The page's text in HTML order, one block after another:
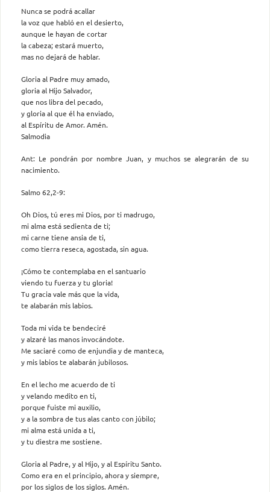
Nunca se podrá acallar
la voz que habló en el desierto,
aunque le hayan de cortar
la cabeza; estará muerto,
mas no dejará de hablar.
Gloria al Padre muy amado,
gloria al Hijo Salvador,
que nos libra del pecado,
y gloria al que él ha enviado,
al Espíritu de Amor. Amén.
Salmodia
Ant: Le pondrán por nombre Juan, y muchos se alegrarán de su
nacimiento.
Salmo 62,2-9:
Oh Dios, tú eres mi Dios, por ti madrugo,
mi alma está sedienta de ti;
mi carne tiene ansia de ti,
como tierra reseca, agostada, sin agua.
¡Cómo te contemplaba en el santuario
viendo tu fuerza y tu gloria!
Tu gracia vale más que la vida,
te alabarán mis labios.
Toda mi vida te bendeciré
y alzaré las manos invocándote.
Me saciaré como de enjundia y de manteca,
y mis labios te alabarán jubilosos.
En el lecho me acuerdo de ti
y velando medito en ti,
porque fuiste mi auxilio,
y a la sombra de tus alas canto con júbilo;
mi alma está unida a ti,
y tu diestra me sostiene.
Gloria al Padre, y al Hijo, y al Espíritu Santo.
Como era en el principio, ahora y siempre,
por los siglos de los siglos. Amén.